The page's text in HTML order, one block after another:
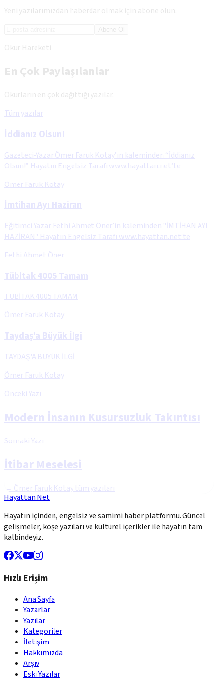
Yeni yazılarımızdan haberdar olmak için abone olun.
Abone Ol
Okur Hareketi
En Çok Paylaşılanlar
Okurların en çok dağıttığı yazılar.
Tüm yazılar
İddianız Olsun!
Gazeteci-Yazar Ömer Faruk Kotay’ın kaleminden “İddianız
Olsun!” Hayatın Engelsiz Tarafı www.hayattan.net’te
Ömer Faruk Kotay
İmtihan Ayı Haziran
Eğitimci Yazar Fethi Ahmet Öner’in kaleminden "İMTİHAN AYI
HAZİRAN" Hayatın Engelsiz Tarafı www.hayattan.net’te
Fethi Ahmet Öner
Tübitak 4005 Tamam
TÜBİTAK 4005 TAMAM
Ömer Faruk Kotay
Taydaş'a Büyük İlgi
TAYDAŞ'A BÜYÜK İLGİ
Ömer Faruk Kotay
Önceki Yazı
Modern İnsanın Kusursuzluk Takıntısı
Sonraki Yazı
İtibar Meselesi
← Ömer Faruk Kotaytüm yazıları
Hayattan.Net
Hayatın içinden, engelsiz ve samimi haber platformu. Güncel
gelişmeler, köşe yazıları ve kültürel içerikler ile hayatın tam
kalbindeyiz.
Hızlı Erişim
Ana Sayfa
Yazarlar
Yazılar
Kategoriler
İletişim
Hakkımızda
Arşiv
Eski Yazılar